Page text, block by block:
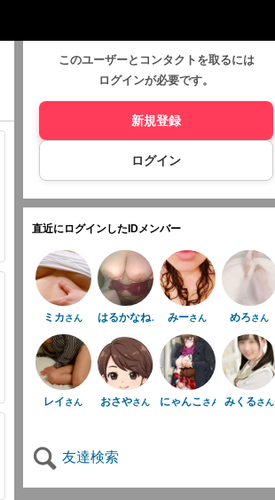
このユーザーとコンタクトを取るには
ログインが必要です。
新規登録
ログイン
直近にログインしたIDメンバー
ミカさん はるかなねこ さん
みーさん めろさん
レイさん おさやさん にゃんこさん みくるさん
友達検索